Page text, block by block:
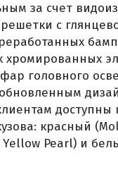
за счет
с
хромированных
головного
доступны
красный
Pearl) и